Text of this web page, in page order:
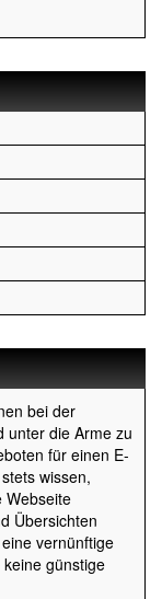
bei der
unter die Arme zu
für einen E-
wissen,
Webseite
Übersichten
vernünftige
günstige